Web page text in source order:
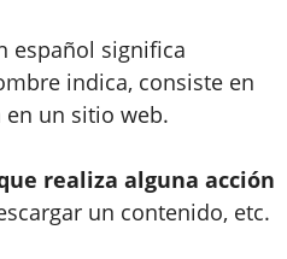
español significa
indica, consiste en
un sitio web.
realiza alguna acción
un contenido, etc.